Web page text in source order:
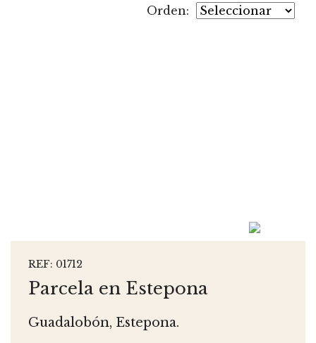
Orden:
REF: 01712
Parcela en Estepona
Guadalobón, Estepona.